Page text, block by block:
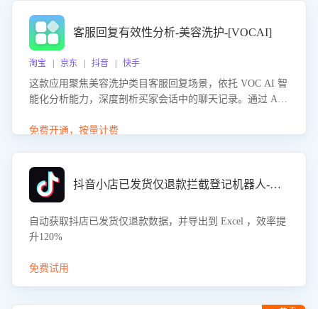
客服回复有效性分析-美容洗护-[VOCAI]
淘宝 | 京东 | 抖音 | 快手
这款应用聚焦美容洗护类目客服回复场景，依托 VOC AI 智
能化分析能力，深度剖析买家会话中的聊天记录。通过 AI
答的有效性与完整性，输出针对性改进策略，助力商家快速
免费开通，按量计费
抖音小店已发货仅退款拦截登记机器人-八爪鱼
自动获取抖店已发货仅退款数据，并导出到 Excel ，效率提
升120%
免费试用